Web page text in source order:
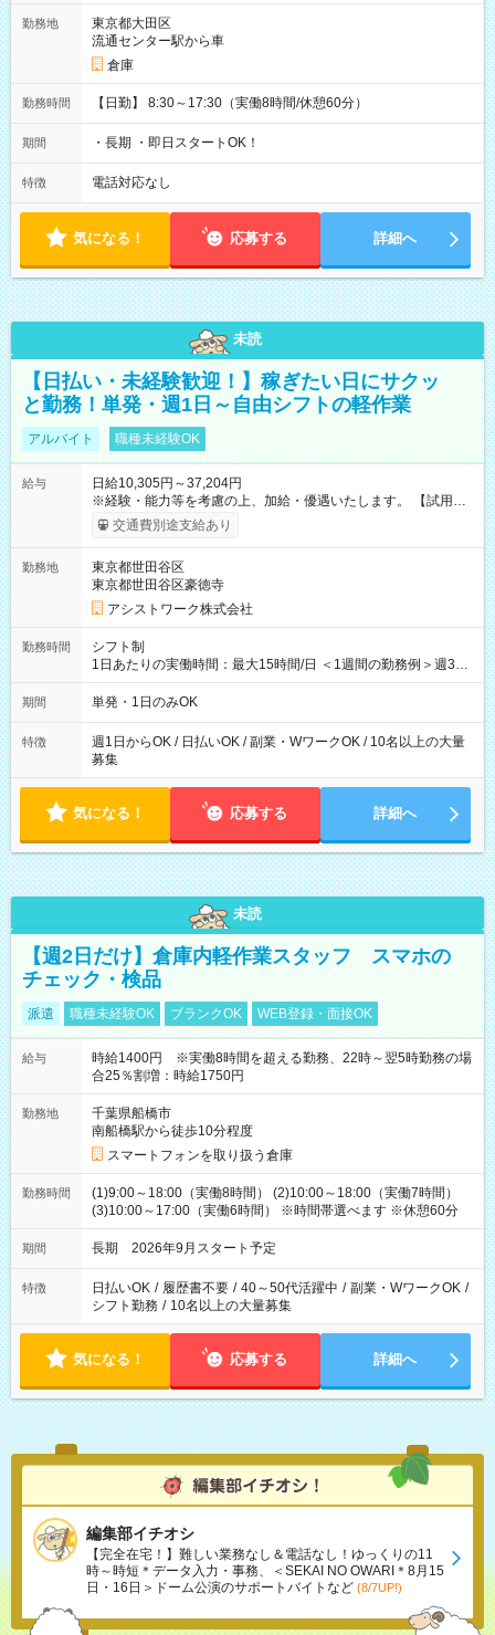
勤務地
東京都大田区
流通センター駅から車
倉庫
勤務時間 【日勤】 8:30～17:30（実働8時間/休憩60分）
期間 ・長期 ・即日スタートOK！
特徴 電話対応なし
気になる！ 応募する 詳細へ
未読
【日払い・未経験歓迎！】稼ぎたい日にサクッ
と勤務！単発・週1日～自由シフトの軽作業
アルバイト 職種未経験OK
給与
日給10,305円～37,204円
※経験・能力等を考慮の上、加給・優遇いたします。 【試用期
間】試用期間なし
交通費別途支給あり
勤務地
東京都世田谷区
東京都世田谷区豪徳寺
アシストワーク株式会社
勤務時間
シフト制
1日あたりの実働時間：最大15時間/日 ＜1週間の勤務例＞週3回
勤務 勤務：月・水・金 休み：火・木・土・日 好きな時にお仕事
可能です！ ※1日あたりの最大実働時間は日勤、夜勤共に勤務し
期間 単発・1日のみOK
特徴
週1日からOK / 日払いOK / 副業・WワークOK / 10名以上の大量
募集
気になる！ 応募する 詳細へ
未読
【週2日だけ】倉庫内軽作業スタッフ スマホの
チェック・検品
派遣 職種未経験OK ブランクOK WEB登録・面接OK
給与
時給1400円 ※実働8時間を超える勤務、22時～翌5時勤務の場
合25％割増：時給1750円
勤務地
千葉県船橋市
南船橋駅から徒歩10分程度
スマートフォンを取り扱う倉庫
勤務時間
(1)9:00～18:00（実働8時間） (2)10:00～18:00（実働7時間）
(3)10:00～17:00（実働6時間） ※時間帯選べます ※休憩60分
期間 長期 2026年9月スタート予定
特徴 日払いOK / 履歴書不要 / 40～50代活躍中 / 副業・WワークOK /
シフト勤務 / 10名以上の大量募集
気になる！ 応募する 詳細へ
編集部イチオシ
【完全在宅！】難しい業務なし＆電話なし！ゆっくりの11
時～時短＊データ入力・事務、＜SEKAI NO OWARI＊8月15
日・16日＞ドーム公演のサポートバイトなど (8/7UP!)